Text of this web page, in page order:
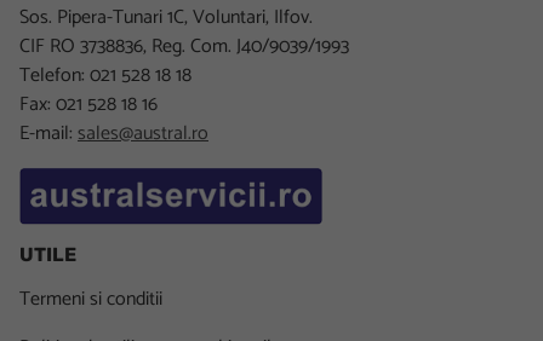
Sos. Pipera-Tunari 1C, Voluntari, Ilfov.
CIF RO 3738836, Reg. Com. J40/9039/1993
Telefon: 021 528 18 18
Fax: 021 528 18 16
E-mail:sales@austral.ro
UTILE
Termeni si conditii